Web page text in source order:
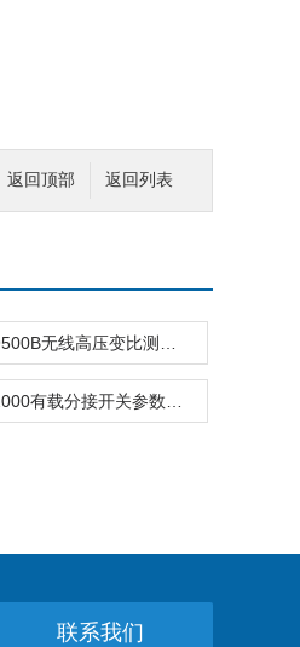
返回列表
返回顶部
联系我们